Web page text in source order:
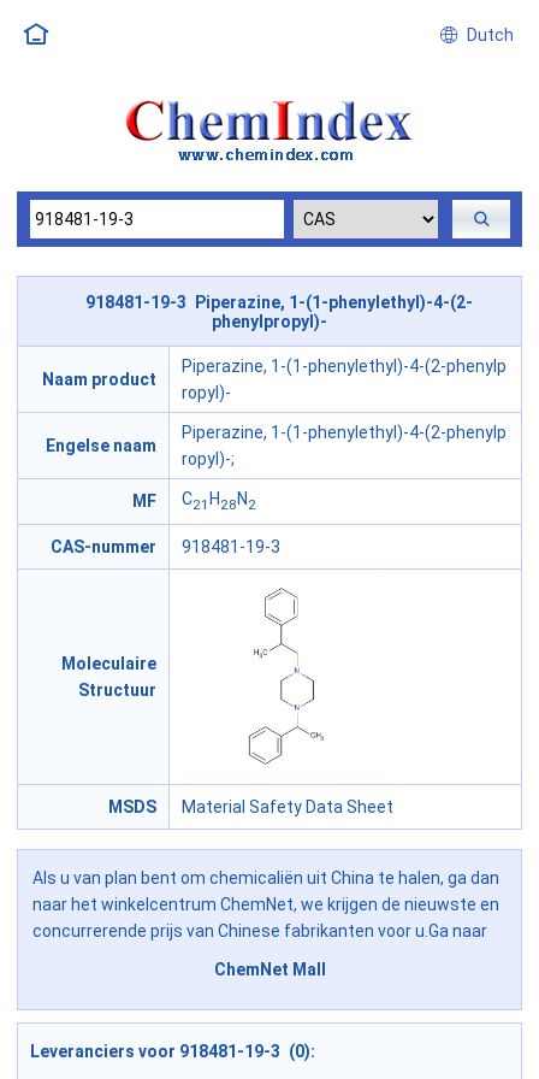
Dutch
918481-19-3 Piperazine, 1-(1-phenylethyl)-4-(2-
phenylpropyl)-
Naam product
Piperazine, 1-(1-phenylethyl)-4-(2-phenylp
ropyl)-
Engelse naam
Piperazine, 1-(1-phenylethyl)-4-(2-phenylp
ropyl)-;
MF C21 H 28 N 2
CAS-nummer 918481-19-3
Moleculaire
Structuur
MSDS Material Safety Data Sheet
Als u van plan bent om chemicaliën uit China te halen, ga dan
naar het winkelcentrum ChemNet, we krijgen de nieuwste en
concurrerende prijs van Chinese fabrikanten voor u.Ga naar
ChemNet Mall
Leveranciers voor 918481-19-3 (0):